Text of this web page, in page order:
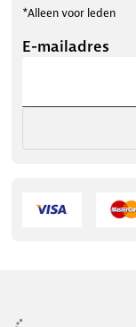
*Alleen voor leden
E-mailadres